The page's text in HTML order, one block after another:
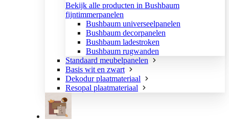
Bekijk alle producten in Bushbaum
fijntimmerpanelen
Bushbaum universeelpanelen
Bushbaum decorpanelen
Bushbaum ladestroken
Bushbaum rugwanden
Standaard meubelpanelen
Basis wit en zwart
Dekodur plaatmateriaal
Resopal plaatmateriaal